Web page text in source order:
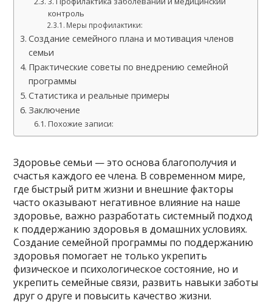
контроль
Меры профилактики:
Создание семейного плана и мотивация членов
семьи
Практические советы по внедрению семейной
программы
Статистика и реальные примеры
Заключение
Похожие записи:
Здоровье семьи — это основа благополучия и
счастья каждого ее члена. В современном мире,
где быстрый ритм жизни и внешние факторы
часто оказывают негативное влияние на наше
здоровье, важно разработать системный подход
к поддержанию здоровья в домашних условиях.
Создание семейной программы по поддержанию
здоровья помогает не только укрепить
физическое и психологическое состояние, но и
укрепить семейные связи, развить навыки заботы
друг о друге и повысить качество жизни.